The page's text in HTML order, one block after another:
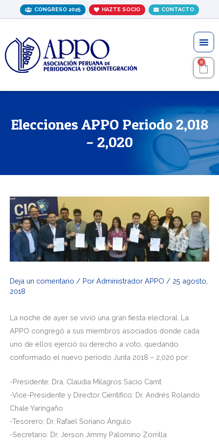
al
CONGRESO 2025 HAZTE SOCIO CONTACTO
0
Elecciones APPO Periodo 2,018
– 2,020
Deja un comentario / Por Administrador APPO / 25 agosto,
2018
La noche de ayer se vivió una gran fiesta electoral. La
APPO congregó a sus miembros asociados donde cada
uno de ellos ejerció su derecho a voto, quedando
conformado el nuevo período Junta 2018 – 2,020 por :
-Presidente: Dra. Claudia Milagros Sacio Camt
-Vice-Presidente y Director Científico: Dr. Andrés Rolando
Chale Yaringaño
-Tesorero: Dr. Rafael Soriano Ángulo
-Secretario: Dr. Jerson Jimmy Palomino Zorrilla
de
entradas